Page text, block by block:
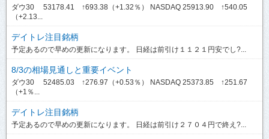
ダウ30 53178.41 ↑693.38（+1.32％） NASDAQ 25913.90 ↑540.05
（+2.13...
デイトレ注目銘柄
予定あるので早めの更新になります。 日経は前引け１１２１円安でし?...
8/3の相場見通しと重要イベント
ダウ30 52485.03 ↑276.97（+0.53％） NASDAQ 25373.85 ↑251.67
（+1％...
デイトレ注目銘柄
予定あるので早めの更新になります。 日経は前引け２７０４円で終え?...